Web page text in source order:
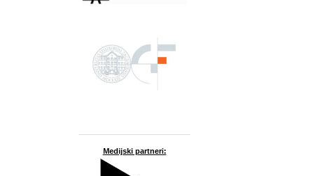
Medijski partneri: